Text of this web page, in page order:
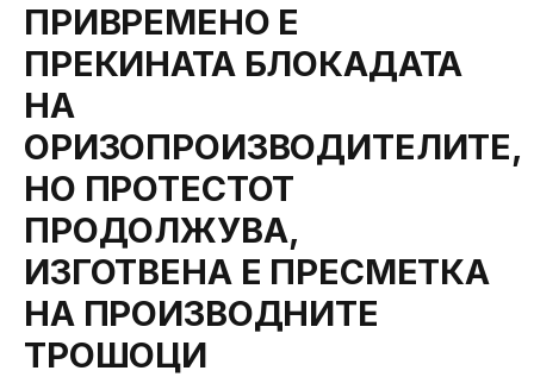
ПРИВРЕМЕНО Е
ПРЕКИНАТА БЛОКАДАТА
НА
ОРИЗОПРОИЗВОДИТЕЛИТЕ,
НО ПРОТЕСТОТ
ПРОДОЛЖУВА,
ИЗГОТВЕНА Е ПРЕСМЕТКА
НА ПРОИЗВОДНИТЕ
ТРОШОЦИ